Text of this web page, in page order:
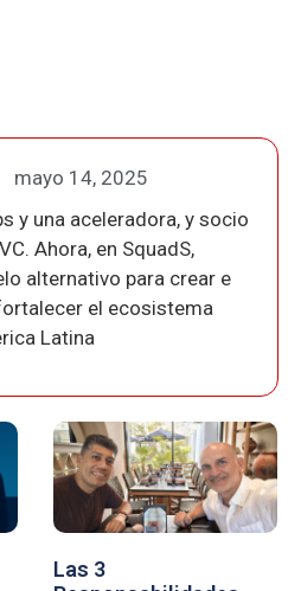
mayo 14, 2025
y una aceleradora, y socio
Ahora, en SquadS,
alternativo para crear e
el ecosistema
Latina
Las 3